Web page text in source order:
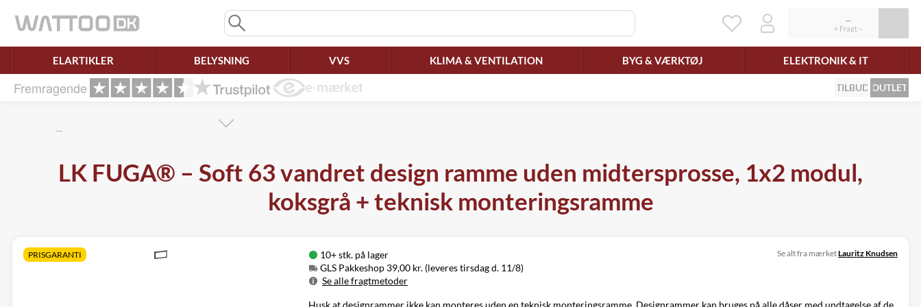
ELARTIKLER BELYSNING VVS KLIMA & VENTILATION BYG & VÆRKTØJ ELEKTRONIK & IT
Fremragende TILBUD OUTLET
…
LK FUGA® – Soft 63 vandret design ramme uden midtersprosse, 1x2 modul,
koksgrå + teknisk monteringsramme
PRISGARANTI
10+ stk. på lager
GLS Pakkeshop 39,00 kr. (leveres tirsdag d. 11/8)
Se alle fragtmetoder
Metode
Pris
Leveres
Se alt fra mærketLauritz Knudsen
Husk at designrammer ikke kan monteres uden en teknisk monteringsramme. Designrammer kan bruges på alle dåser med undtagelse af de
Ret samtykke!